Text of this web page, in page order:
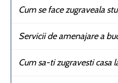
Cum se face zugraveala
Servicii de amenajare a
Cum sa-ti zugravesti casa